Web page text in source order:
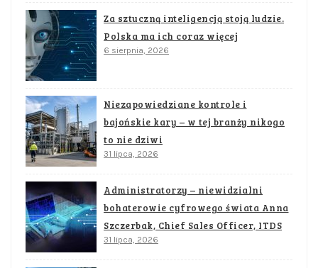
Za sztuczną inteligencją stoją ludzie.
Polska ma ich coraz więcej
6 sierpnia, 2026
Niezapowiedziane kontrole i
bajońskie kary – w tej branży nikogo
to nie dziwi
31 lipca, 2026
Administratorzy – niewidzialni
bohaterowie cyfrowego świata Anna
Szczerbak, Chief Sales Officer, ITDS
31 lipca, 2026